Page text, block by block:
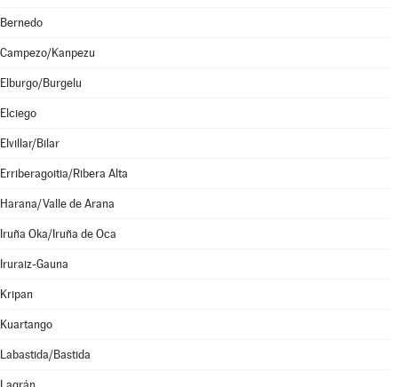
Bernedo
Campezo/Kanpezu
Elburgo/Burgelu
Elciego
Elvillar/Bilar
Erriberagoitia/Ribera Alta
Harana/Valle de Arana
Iruña Oka/Iruña de Oca
Iruraiz-Gauna
Kripan
Kuartango
Labastida/Bastida